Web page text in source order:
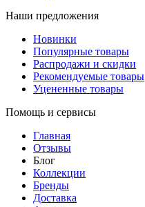
Наши предложения
Новинки
Популярные товары
Распродажи и скидки
Рекомендуемые товары
Уцененные товары
Помощь и сервисы
Главная
Отзывы
Блог
Коллекции
Бренды
Доставка